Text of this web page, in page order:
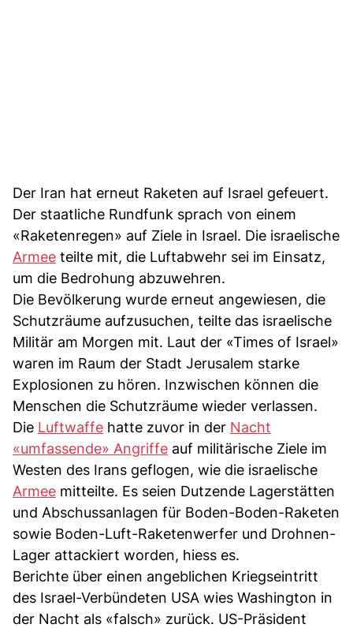
Der Iran hat erneut Raketen auf Israel gefeuert.
Der staatliche Rundfunk sprach von einem
«Raketenregen» auf Ziele in Israel. Die israelische
Armee teilte mit, die Luftabwehr sei im Einsatz,
um die Bedrohung abzuwehren.
Die Bevölkerung wurde erneut angewiesen, die
Schutzräume aufzusuchen, teilte das israelische
Militär am Morgen mit. Laut der «Times of Israel»
waren im Raum der Stadt Jerusalem starke
Explosionen zu hören. Inzwischen können die
Menschen die Schutzräume wieder verlassen.
Die Luftwaffe hatte zuvor in der Nacht
«umfassende» Angriffe auf militärische Ziele im
Westen des Irans geflogen, wie die israelische
Armee mitteilte. Es seien Dutzende Lagerstätten
und Abschussanlagen für Boden-Boden-Raketen
sowie Boden-Luft-Raketenwerfer und Drohnen-
Lager attackiert worden, hiess es.
Berichte über einen angeblichen Kriegseintritt
des Israel-Verbündeten USA wies Washington in
der Nacht als «falsch» zurück. US-Präsident